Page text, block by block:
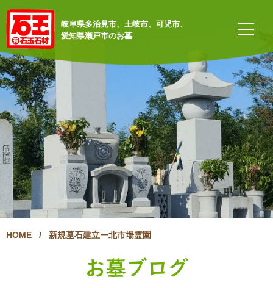
岐阜県多治見市、土岐市、可児市、
愛知県瀬戸市のお墓
HOME / 新規墓石建立ー北市場霊園
お墓ブログ